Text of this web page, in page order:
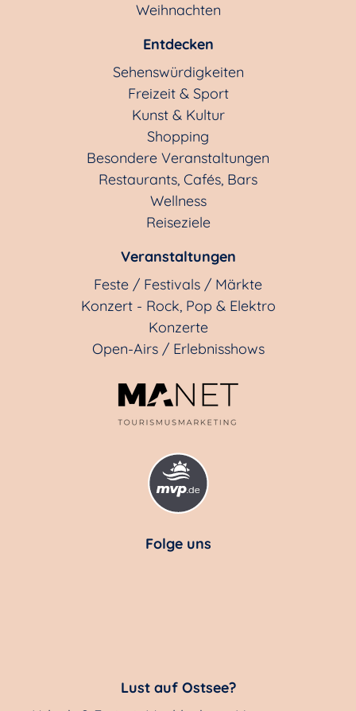
Weihnachten
Entdecken
Sehenswürdigkeiten
Freizeit & Sport
Kunst & Kultur
Shopping
Besondere Veranstaltungen
Restaurants, Cafés, Bars
Wellness
Reiseziele
Veranstaltungen
Feste / Festivals / Märkte
Konzert - Rock, Pop & Elektro
Konzerte
Open-Airs / Erlebnisshows
Folge uns
Lust auf Ostsee?